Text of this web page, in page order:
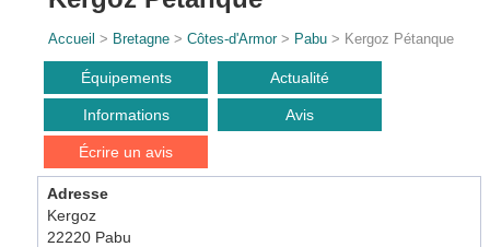
Accueil > Bretagne >Côtes-d'Armor> Pabu > Kergoz Pétanque
Équipements Actualité
Informations Avis
Écrire un avis
Adresse
Kergoz
22220 Pabu